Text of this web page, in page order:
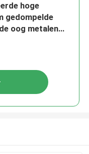
hoge
gedompelde
oog metalen